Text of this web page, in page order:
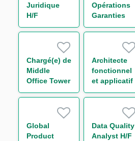
Juridique
H/F
Opérations
Garanties
France &
Finance H/F
Chargé(e) de
Middle
Office Tower
Control H/F
Architecte
fonctionnel
et applicatif
H/F
Global
Product
Data Quality
Analyst H/F